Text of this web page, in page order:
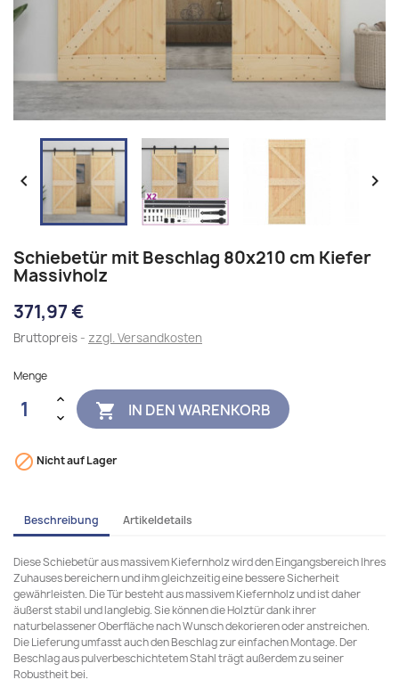
 
Schiebetür mit Beschlag 80x210 cm Kiefer
Massivholz
371,97 €
Bruttopreis zzgl. Versandkosten
Menge
 IN DEN WARENKORB
 Nicht auf Lager
Beschreibung Artikeldetails
Diese Schiebetür aus massivem Kiefernholz wird den Eingangsbereich Ihres
Zuhauses bereichern und ihm gleichzeitig eine bessere Sicherheit
gewährleisten. Die Tür besteht aus massivem Kiefernholz und ist daher
äußerst stabil und langlebig. Sie können die Holztür dank ihrer
naturbelassener Oberfläche nach Wunsch dekorieren oder anstreichen.
Die Lieferung umfasst auch den Beschlag zur einfachen Montage. Der
Beschlag aus pulverbeschichtetem Stahl trägt außerdem zu seiner
Robustheit bei.